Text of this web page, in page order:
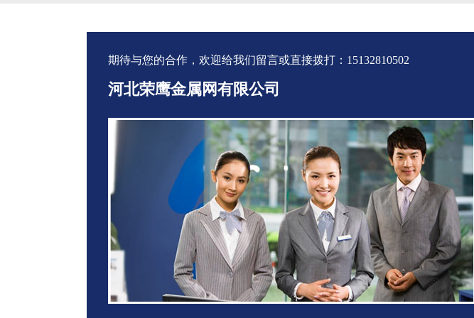
除沫器种类...
要求能够使尾气与...
期待与您的合作，欢迎给我们留言或直接拨打：15132810502
河北荣鹰金属网有限公司